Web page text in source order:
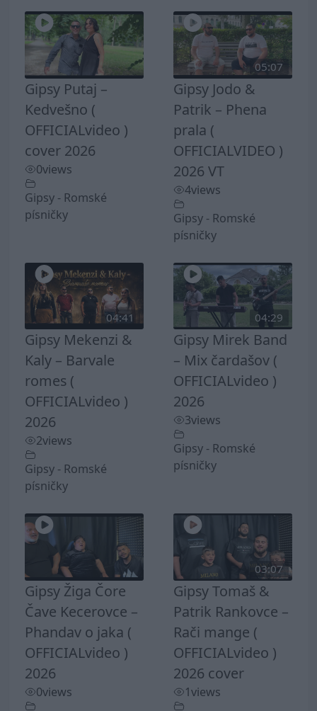
Gipsy Putaj –
Kedvešno (
OFFICIALvideo )
cover 2026
0views
Gipsy - Romské
písničky
05:07
Gipsy Jodo &
Patrik – Phena
prala (
OFFICIALVIDEO )
2026 VT
4views
Gipsy - Romské
písničky
04:41
Gipsy Mekenzi &
Kaly – Barvale
romes (
OFFICIALvideo )
2026
2views
Gipsy - Romské
písničky
04:29
Gipsy Mirek Band
– Mix čardašov (
OFFICIALvideo )
2026
3views
Gipsy - Romské
písničky
Gipsy Žiga Čore
Čave Kecerovce –
Phandav o jaka (
OFFICIALvideo )
2026
0views
03:07
Gipsy Tomaš &
Patrik Rankovce –
Rači mange (
OFFICIALvideo )
2026 cover
1views